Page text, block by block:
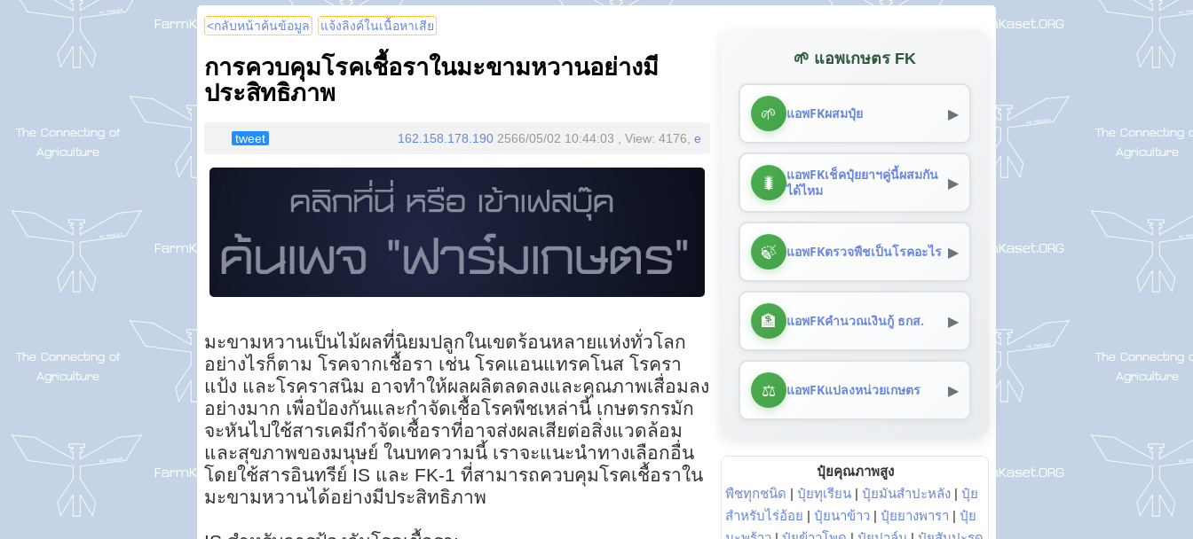
<กลับหน้าค้นข้อมูล แจ้งลิงค์ในเนื้อหาเสีย
การควบคุมโรคเชื้อราในมะขามหวานอย่างมี
ประสิทธิภาพ
tweet 162.158.178.190 2566/05/02 10:44:03 , View: 4176, e
มะขามหวานเป็นไม้ผลที่นิยมปลูกในเขตร้อนหลายแห่งทั่วโลก
อย่างไรก็ตาม โรคจากเชื้อรา เช่น โรคแอนแทรคโนส โรครา
แป้ง และโรคราสนิม อาจทำให้ผลผลิตลดลงและคุณภาพเสื่อมลง
อย่างมาก เพื่อป้องกันและกำจัดเชื้อโรคพืชเหล่านี้ เกษตรกรมัก
จะหันไปใช้สารเคมีกำจัดเชื้อราที่อาจส่งผลเสียต่อสิ่งแวดล้อม
และสุขภาพของมนุษย์ ในบทความนี้ เราจะแนะนำทางเลือกอื่น
โดยใช้สารอินทรีย์ IS และ FK-1 ที่สามารถควบคุมโรคเชื้อราใน
มะขามหวานได้อย่างมีประสิทธิภาพ
🌱 แอพเกษตร FK
🌱 แอพFKผสมปุ๋ย ▶
🐛
แอพFKเช็คปุ๋ยยาฯคู่นี้ผสมกัน
ได้ไหม
▶
🍃 แอพFKตรวจพืชเป็นโรคอะไร ▶
🏦 แอพFKคำนวณเงินกู้ ธกส. ▶
⚖️ แอพFKแปลงหน่วยเกษตร ▶
ปุ๋ยคุณภาพสูง
พืชทุกชนิด | ปุ๋ยทุเรียน | ปุ๋ยมันสำปะหลัง | ปุ๋ย
สำหรับไร่อ้อย | ปุ๋ยนาข้าว | ปุ๋ยยางพารา | ปุ๋ย